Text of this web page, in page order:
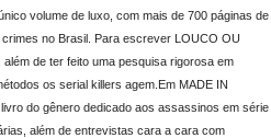
volume de luxo, com mais de 700 páginas de
no Brasil. Para escrever LOUCO OU
de ter feito uma pesquisa rigorosa em
os serial killers agem.Em MADE IN
do gênero dedicado aos assassinos em série
além de entrevistas cara a cara com